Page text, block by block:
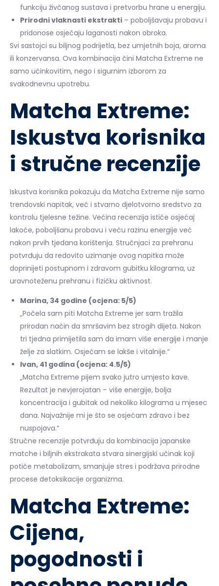
funkciju živčanog sustava i pretvorbu hrane u energiju.
Prirodni vlaknasti ekstrakti – poboljšavaju probavu i
pridonose osjećaju laganosti nakon obroka.
Svi sastojci su biljnog podrijetla, bez umjetnih boja, aroma
ili konzervansa. Ova kombinacija čini Matcha Extreme ne
samo učinkovitim, nego i sigurnim izborom za
svakodnevnu upotrebu.
Matcha Extreme:
Iskustva korisnika
i stručne recenzije
Iskustva korisnika pokazuju da Matcha Extreme nije samo
trendovski napitak, već i stvarno djelotvorno sredstvo za
kontrolu tjelesne težine. Većina recenzija ističe osjećaj
lakoće, poboljšanu probavu i veću razinu energije već
nakon prvih tjedana korištenja. Stručnjaci za prehranu
potvrđuju da redovito uzimanje ovog napitka može
doprinijeti postupnom i zdravom gubitku kilograma, uz
uravnoteženu prehranu i fizičku aktivnost.
Marina, 34 godine (ocjena: 5/5)
„Počela sam piti Matcha Extreme jer sam tražila
prirodan način da smršavim bez strogih dijeta. Nakon
tri tjedna primijetila sam da imam više energije i manje
želje za slatkim. Osjećam se lakše i vitalnije.“
Ivan, 41 godina (ocjena: 4.5/5)
„Matcha Extreme pijem svako jutro umjesto kave.
Rezultat je nevjerojatan – više energije, bolja
koncentracija i gubitak od nekoliko kilograma u mjesec
dana. Najvažnije mi je što se osjećam zdravo i bez
nuspojava.“
Stručne recenzije potvrđuju da kombinacija japanske
matche i biljnih ekstrakata stvara sinergijski učinak koji
potiče metabolizam, smanjuje stres i podržava prirodne
procese detoksikacije organizma.
Matcha Extreme:
Cijena,
pogodnosti i